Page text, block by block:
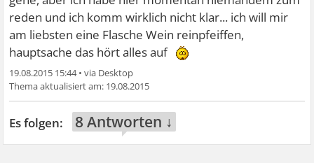
reden und ich komm wirklich nicht klar... ich will mir
am liebsten eine Flasche Wein reinpfeiffen,
hauptsache das hört alles auf
19.08.2015 15:44•
19.08.2015
8 Antworten ↓